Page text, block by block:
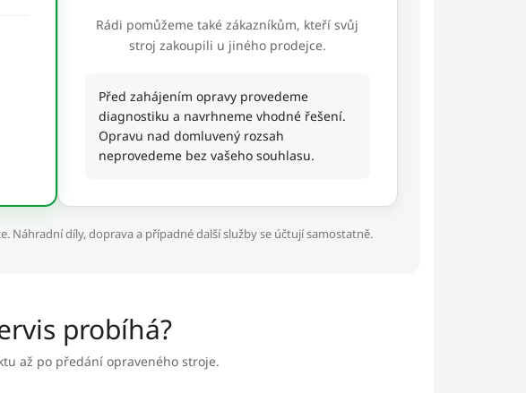
Rádi pomůžeme také zákazníkům, kteří svůj
stroj zakoupili u jiného prodejce.
Před zahájením opravy provedeme
diagnostiku a navrhneme vhodné řešení.
Opravu nad domluvený rozsah
neprovedeme bez vašeho souhlasu.
Náhradní díly, doprava a případné další služby se účtují samostatně.
probíhá?
až po předání opraveného stroje.